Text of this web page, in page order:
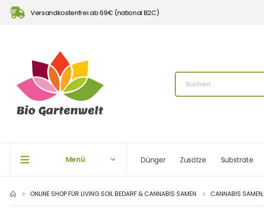
Versandkostenfrei ab 69€ (national B2C)
Menü Dünger Zusätze Substrate
ONLINE SHOP FÜR LIVING SOIL BEDARF & CANNABIS SAMEN CANNABIS SAMEN,